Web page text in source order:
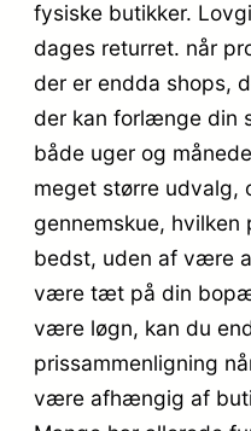
fysiske butikker.
dages returret. når
der er endda shops,
der kan forlænge din
både uger og
meget større udvalg,
gennemskue,
bedst, uden af være
være tæt på din
være løgn, kan du
prissammenligning
være afhængig af